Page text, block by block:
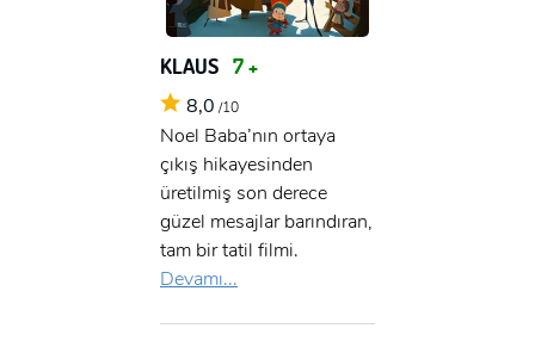
KLAUS 7 +
8,0 /10
Noel Baba’nın ortaya
çıkış hikayesinden
üretilmiş son derece
güzel mesajlar barındıran,
tam bir tatil filmi.
Devamı...